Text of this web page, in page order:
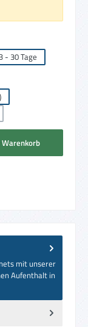
- 30 Tage
die Schaltflächen um
Warenkorb
mit unserer
Aufenthalt in